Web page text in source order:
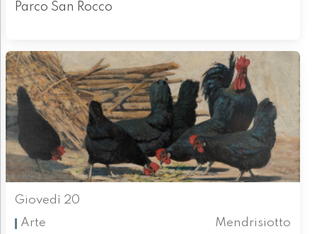
Parco San Rocco
Giovedì 20
Arte
Mendrisiotto